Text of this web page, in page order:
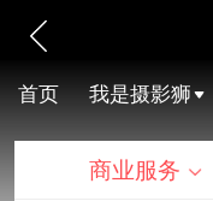
首页 我是摄影狮
商业服务